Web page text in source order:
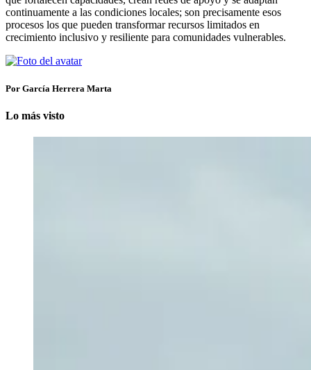
continuamente a las condiciones locales; son precisamente esos
procesos los que pueden transformar recursos limitados en
crecimiento inclusivo y resiliente para comunidades vulnerables.
Por García Herrera Marta
Lo más visto